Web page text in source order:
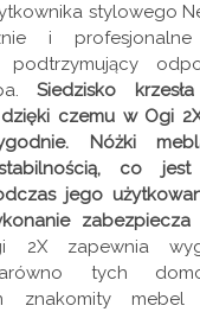
stylowego
i profesjonalne
podtrzymujący
Siedzisko
czemu w Ogi
Nóżki
co
jego
2X zapewnia
zarówno tych
znakomity